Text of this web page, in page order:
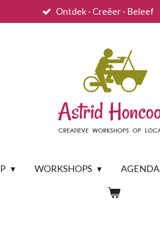
Ontdek - Creëer - Beleef
WORKSHOPS AGENDA